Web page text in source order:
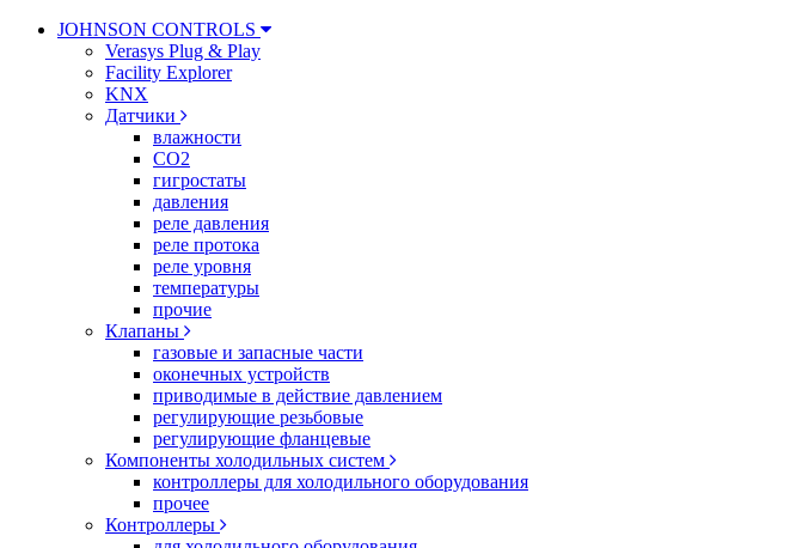
JOHNSON CONTROLS
Verasys Plug & Play
Facility Explorer
KNX
Датчики
влажности
CO2
гигростаты
давления
реле давления
реле протока
реле уровня
температуры
прочие
Клапаны
газовые и запасные части
оконечных устройств
приводимые в действие давлением
регулирующие резьбовые
регулирующие фланцевые
Компоненты холодильных систем
контроллеры для холодильного оборудования
прочее
Контроллеры